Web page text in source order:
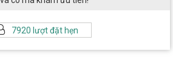
7920 lượt đặt hẹn